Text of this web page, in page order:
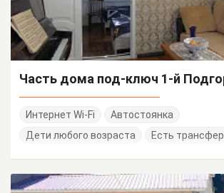
Интернет Wi-Fi
Автостоянка
Дети любого возраста
Есть трансфер